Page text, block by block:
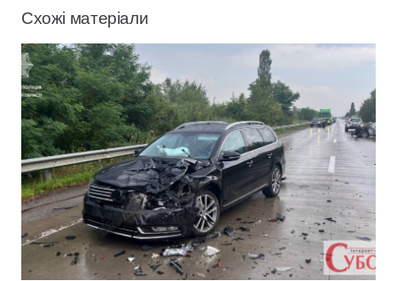
Схожі матеріали